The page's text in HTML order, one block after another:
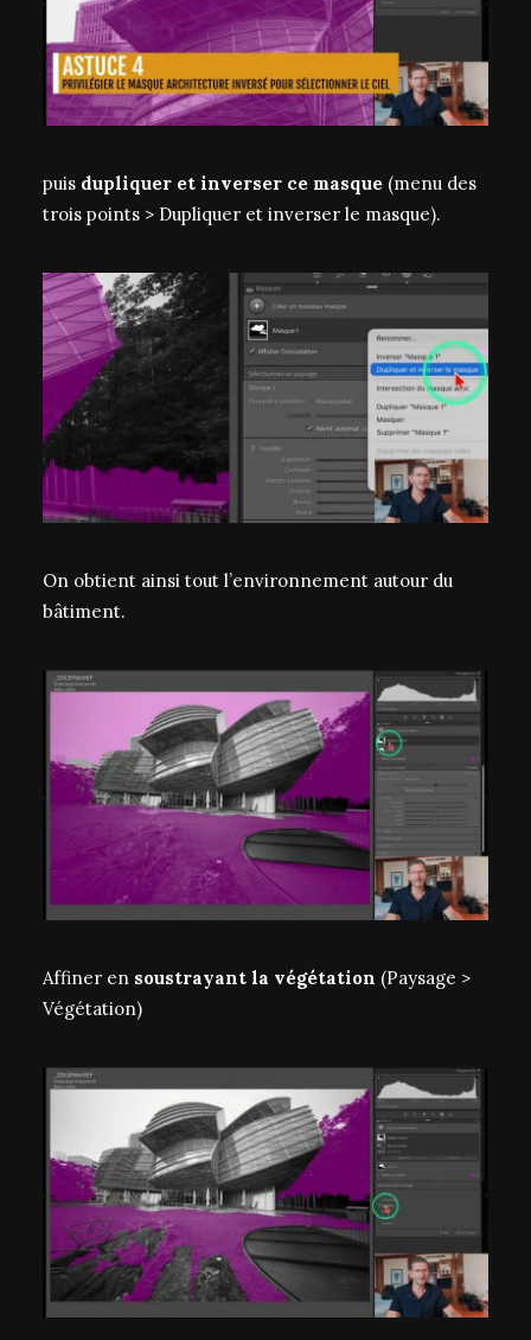
puis dupliquer et inverser ce masque (menu des
trois points > Dupliquer et inverser le masque).
On obtient ainsi tout l’environnement autour du
bâtiment.
Affiner en soustrayant la végétation (Paysage >
Végétation)